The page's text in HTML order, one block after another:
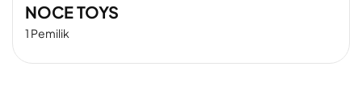
NOCE TOYS
1 Pemilik